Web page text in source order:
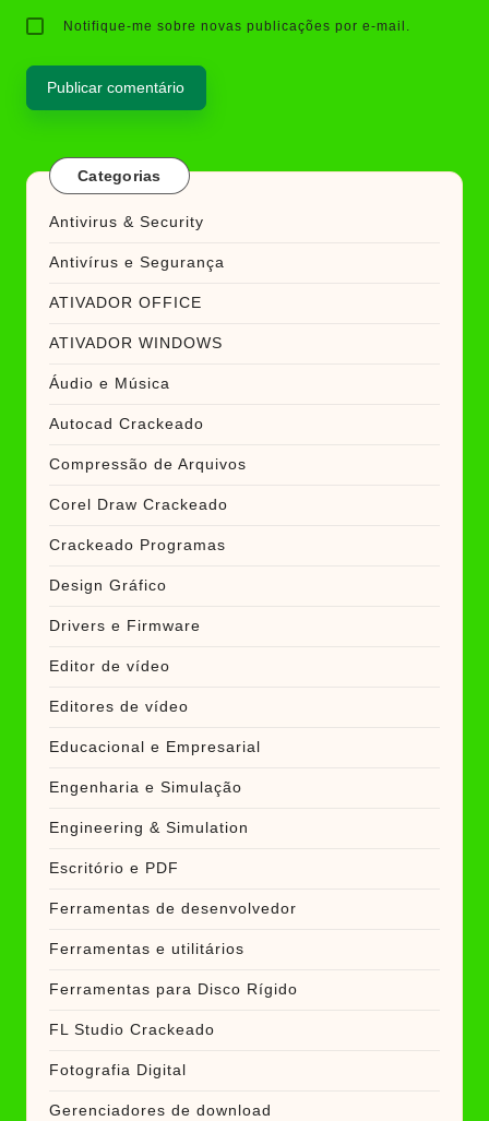
Notifique-me sobre novas publicações por e-mail.
Categorias
Antivirus & Security
Antivírus e Segurança
ATIVADOR OFFICE
ATIVADOR WINDOWS
Áudio e Música
Autocad Crackeado
Compressão de Arquivos
Corel Draw Crackeado
Crackeado Programas
Design Gráfico
Drivers e Firmware
Editor de vídeo
Editores de vídeo
Educacional e Empresarial
Engenharia e Simulação
Engineering & Simulation
Escritório e PDF
Ferramentas de desenvolvedor
Ferramentas e utilitários
Ferramentas para Disco Rígido
FL Studio Crackeado
Fotografia Digital
Gerenciadores de download